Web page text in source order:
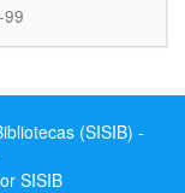
99
(SISIB) -
SISIB